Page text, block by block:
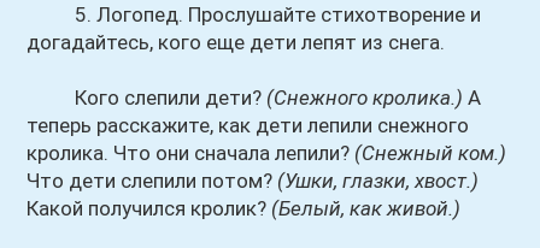
5. Логопед. Прослушайте стихотворение и
догадайтесь, кого еще дети лепят из снега.
Кого слепили дети? (Снежного кролика.) А
теперь расскажите, как дети лепили снежного
кролика. Что они сначала лепили? (Снежный ком.)
Что дети слепили потом? (Ушки, глазки, хвост.)
Какой получился кролик? (Белый, как живой.)